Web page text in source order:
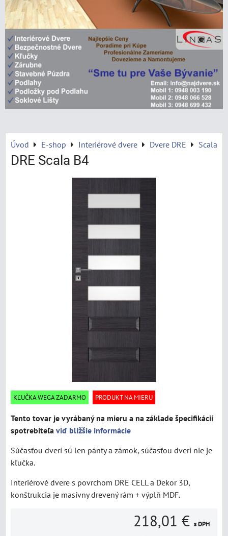
Úvod E-shop Interiérové dvere Dvere DRE Scala
DRE Scala B4
KĽUČKA WEGA ZADARMO PRODUKT NA MIERU
Tento tovar je vyrábaný na mieru a na základe špecifikácií
spotrebiteľa viď bližšie informácie
Súčasťou dverí sú len pánty a zámok, súčasťou dverí nie je
kľučka.
Interiérové dvere s povrchom DRE CELL a Dekor 3D,
konštrukcia je masívny drevený rám + výplň MDF.
218,01 € s DPH